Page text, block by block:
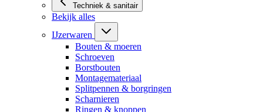
Techniek & sanitair
Bekijk alles
IJzerwaren
Bouten & moeren
Schroeven
Borstbouten
Montagemateriaal
Splitpennen & borgringen
Scharnieren
Ringen & knoppen